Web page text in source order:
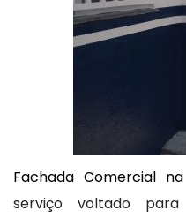
Fachada Comercial
serviço voltado